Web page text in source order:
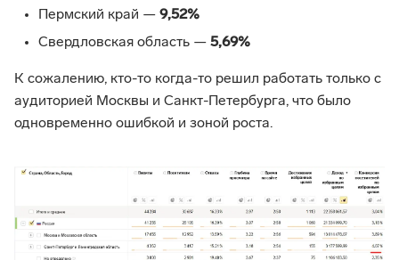
Пермский край — 9,52%
Свердловская область — 5,69%
К сожалению, кто-то когда-то решил работать только с
аудиторией Москвы и Санкт-Петербурга, что было
одновременно ошибкой и зоной роста.